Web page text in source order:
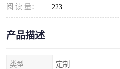
阅 读 量： 223
产品描述
类型 定制